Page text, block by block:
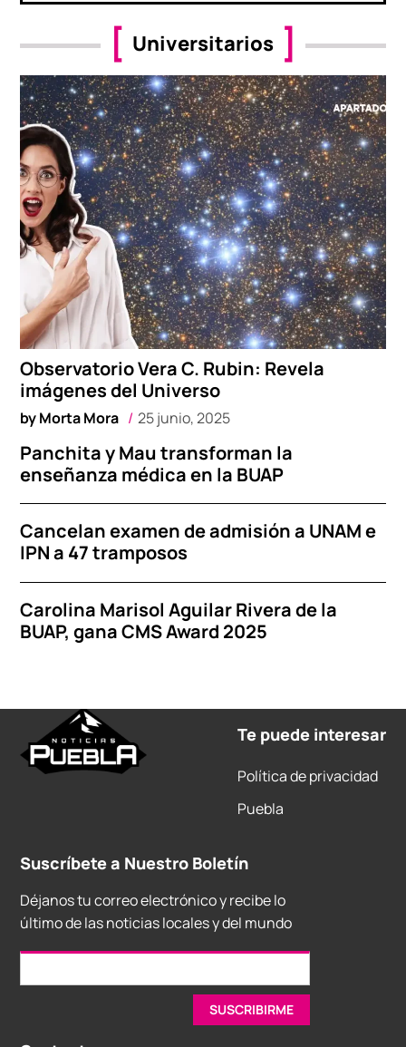
Universitarios
Observatorio Vera C. Rubin: Revela
imágenes del Universo
byMorta Mora 25 junio, 2025
Panchita y Mau transforman la
enseñanza médica en la BUAP
Cancelan examen de admisión a UNAM e
IPN a 47 tramposos
Carolina Marisol Aguilar Rivera de la
BUAP, gana CMS Award 2025
Te puede interesar
Política de privacidad
Puebla
Suscríbete a Nuestro Boletín
Déjanos tu correo electrónico y recibe lo
último de las noticias locales y del mundo